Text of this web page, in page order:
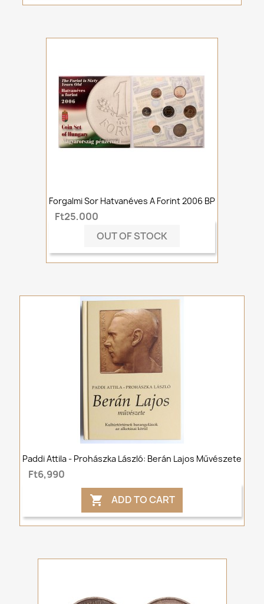
Forgalmi Sor Hatvanéves A Forint 2006 BP
Ft25,000
OUT OF STOCK
Paddi Attila - Prohászka László: Berán Lajos Művészete
Ft6,990
 ADD TO CART